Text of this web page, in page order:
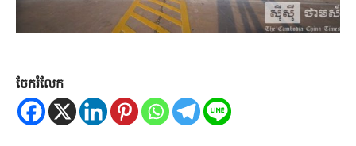
ចែករំលែក